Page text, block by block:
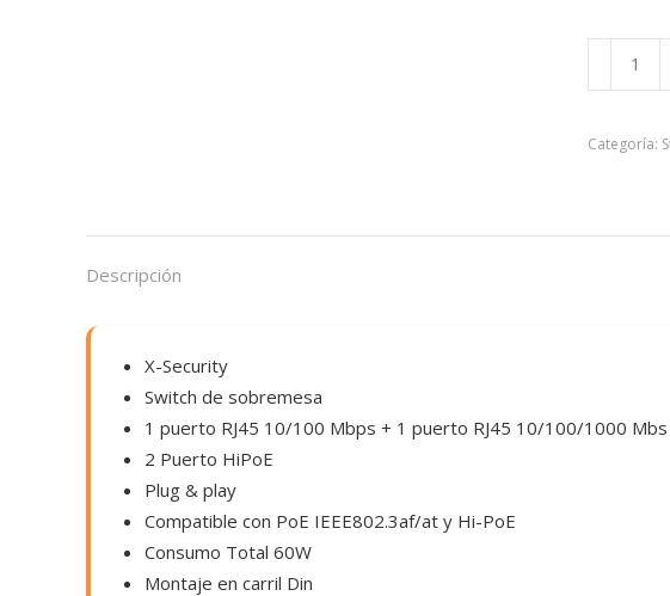
cantidad
Categoría:
Descripción
X-Security
Switch de sobremesa
1 puerto RJ45 10/100 Mbps + 1 puerto RJ45 10/100/1000
2 Puerto HiPoE
Plug & play
Compatible con PoE IEEE802.3af/at y Hi-PoE
Consumo Total 60W
Montaje en carril Din